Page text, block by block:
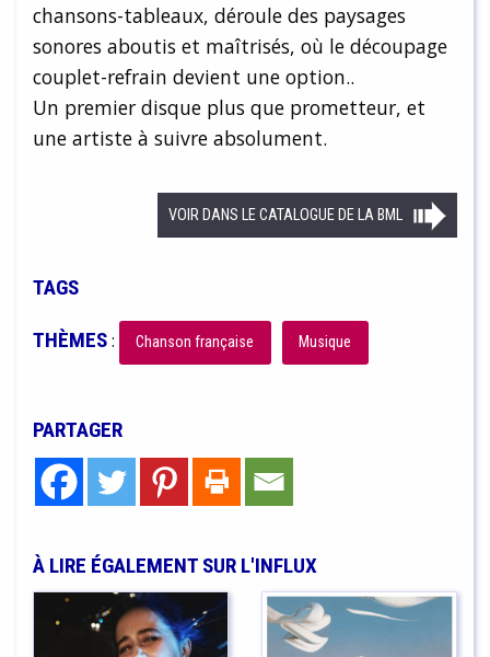
chansons-tableaux, déroule des paysages
sonores aboutis et maîtrisés, où le découpage
couplet-refrain devient une option..
Un premier disque plus que prometteur, et
une artiste à suivre absolument.
VOIR DANS LE CATALOGUE DE LA BML
TAGS
THÈMES: Chanson française Musique
PARTAGER
À LIRE ÉGALEMENT SUR L'INFLUX